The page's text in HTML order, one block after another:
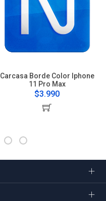
Carcasa Borde Color Iphone
11 Pro Max
$3.990